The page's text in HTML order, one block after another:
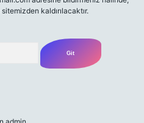
kaldırılacaktır.